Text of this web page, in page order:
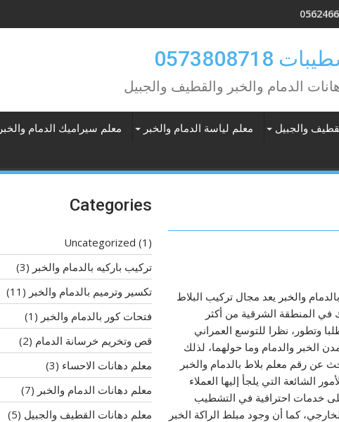
الدمام والخبر والقطيف والجبيل
والجبيل معلم لياسة الدمام والخبر معلم سيراميك الدمام والخبر
والخبر يعد مجال تركيب البلاط
في المنطقة الشرقية من أكثر
وتطور، نظرا للتوسع العمراني
الخبر والدمام وما حولهما، لذلك
عن رقم معلم بلاط بالدمام والخبر
الشائعة التي يلجأ إليها العملاء
خدمات احترافية في التشطيب
كما أن وجود مبلط الراكة الخبر
Categories
Uncategorized (1)
تركيب باركيه بالدمام والخبر (3)
تكسير وترميم بالدمام والخبر (11)
فتحات كور بالدمام والخبر (1)
قص وتخريم خرسانة الدمام (2)
معلم دهانات الاحساء (3)
معلم دهانات الدمام والخبر (7)
معلم دهانات القطيف والجبيل (5)